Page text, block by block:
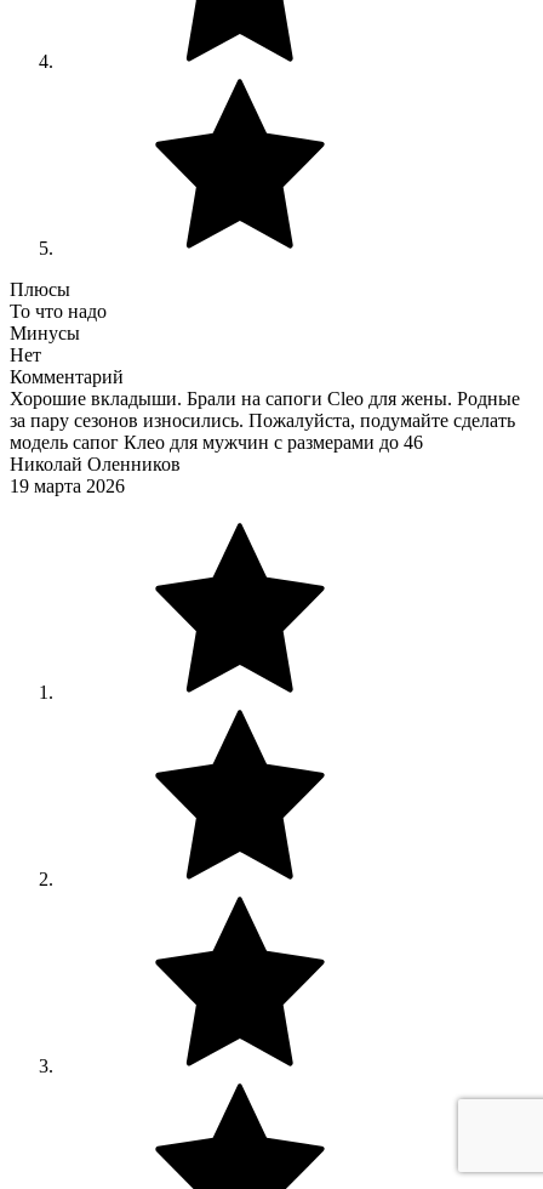
Плюсы
То что надо
Минусы
Нет
Комментарий
Хорошие вкладыши. Брали на сапоги Cleo для жены. Родные
за пару сезонов износились. Пожалуйста, подумайте сделать
модель сапог Клео для мужчин с размерами до 46
Николай Оленников
19 марта 2026